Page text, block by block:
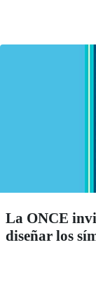
La ONCE
diseñar los